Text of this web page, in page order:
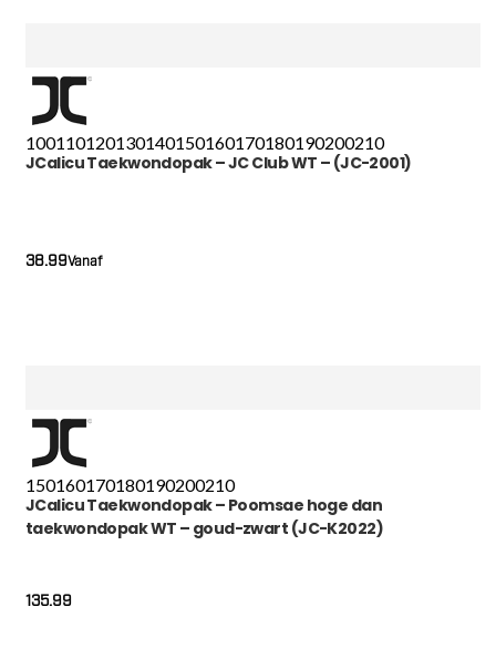
100110120130140150160170180190200210
JCalicu Taekwondopak – JC Club WT – (JC-2001)
Vanaf
38.99
150160170180190200210
JCalicu Taekwondopak – Poomsae hoge dan
taekwondopak WT – goud-zwart (JC-K2022)
135.99